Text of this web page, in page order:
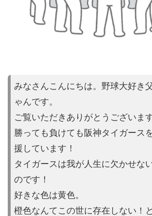
みなさんこんにちは。野球大好き
ゃんです。
ご覧いただきあり がとうございます
勝っても負けても阪神タイガース
援しています！
タイガースは我が人生に欠かせな
のです！
好きな色は黄色。
橙色なんてこの世に存在しない！